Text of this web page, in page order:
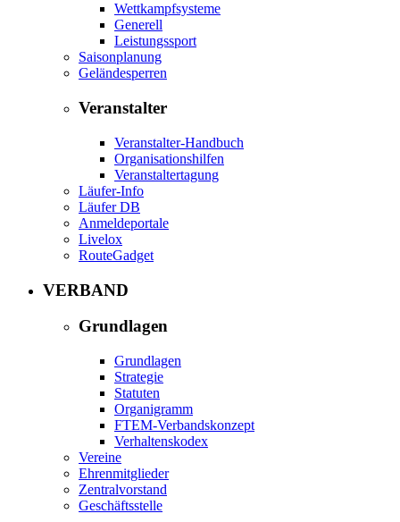
Wettkampfsysteme
Generell
Leistungssport
Saisonplanung
Geländesperren
Veranstalter
Veranstalter-Handbuch
Organisationshilfen
Veranstaltertagung
Läufer-Info
Läufer DB
Anmeldeportale
Livelox
RouteGadget
VERBAND
Grundlagen
Grundlagen
Strategie
Statuten
Organigramm
FTEM-Verbandskonzept
Verhaltenskodex
Vereine
Ehrenmitglieder
Zentralvorstand
Geschäftsstelle